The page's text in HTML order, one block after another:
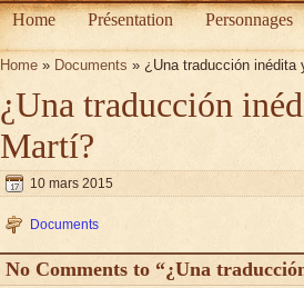
Home Présentation Personnages
Home » Documents » ¿Una traducción inédita
¿Una traducción
Martí?
10 mars 2015
Documents
No Comments to “¿Una